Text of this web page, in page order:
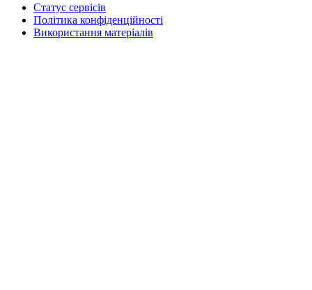
Статус сервісів
Політика конфіденційності
Використання матеріалів